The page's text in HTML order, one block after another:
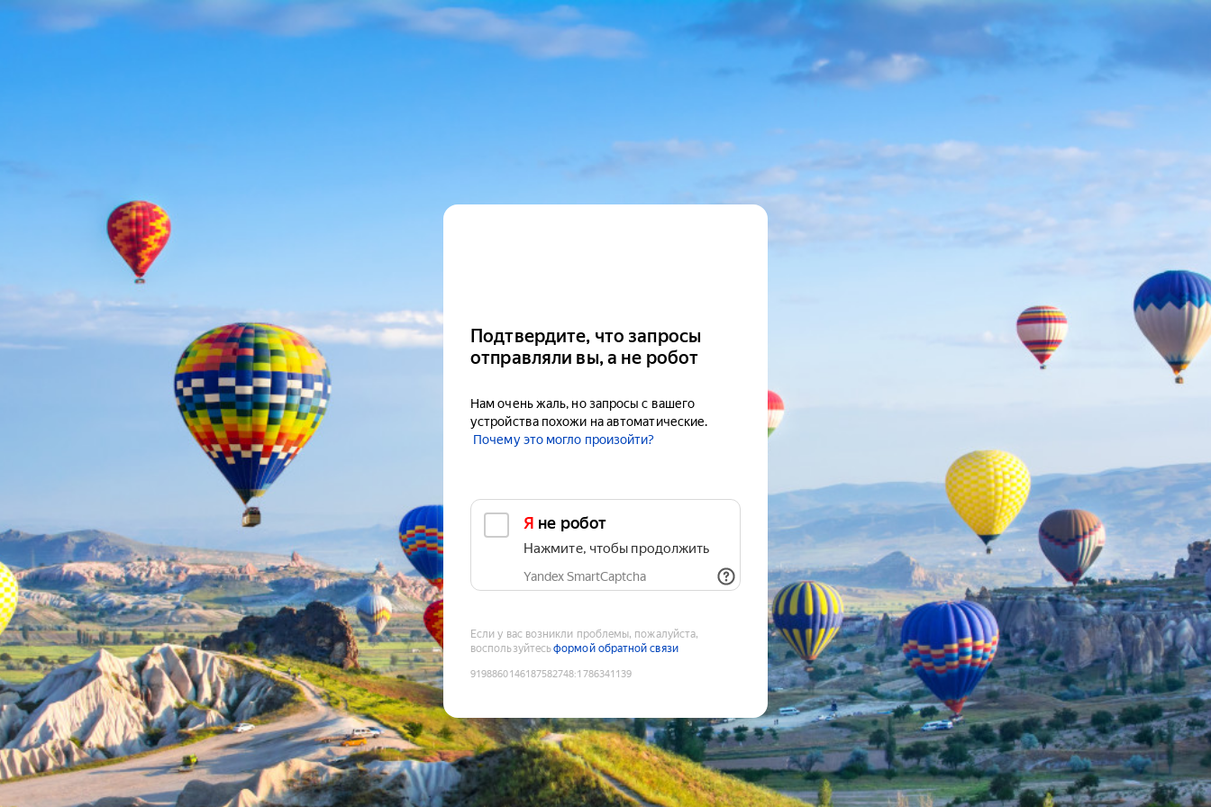
Подтвердите, что запросы
отправляли вы, а не робот
Нам очень жаль, но запросы с вашего
устройства похожи на автоматические.
Почему это могло произойти?
Я не робот
Нажмите, чтобы продолжить
Yandex SmartCaptcha
Если у вас возникли проблемы, пожалуйста,
воспользуйтесьформой обратной связи
9198860146187582748:1786341139